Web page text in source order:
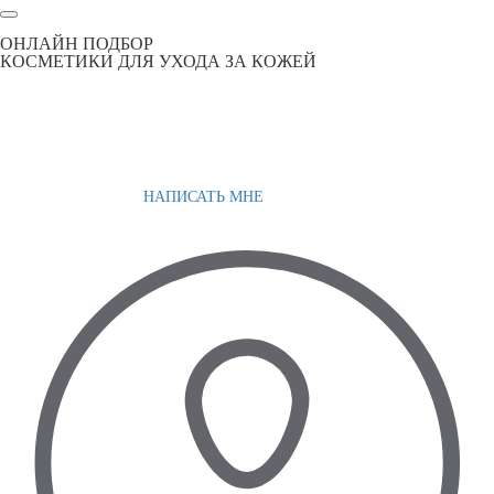
ОНЛАЙН ПОДБОР
КОСМЕТИКИ ДЛЯ УХОДА ЗА КОЖЕЙ
НАПИСАТЬ МНЕ